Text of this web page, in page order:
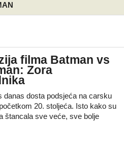
filma Batman vs
Zora
danas dosta podsjeća na carsku
20. stoljeća. Isto kako su
štancala sve veće, sve bolje